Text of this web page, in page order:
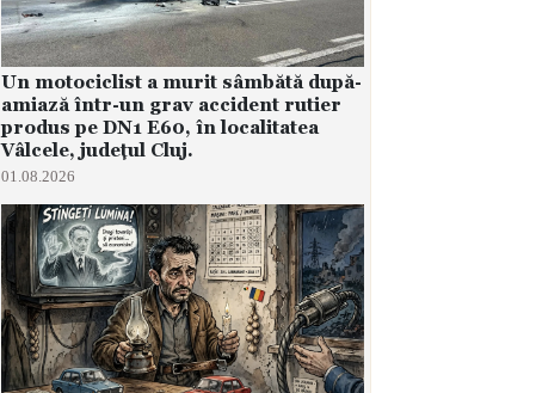
Un motociclist a murit sâmbătă după-
amiază într-un grav accident rutier
produs pe DN1 E60, în localitatea
Vâlcele, județul Cluj.
01.08.2026